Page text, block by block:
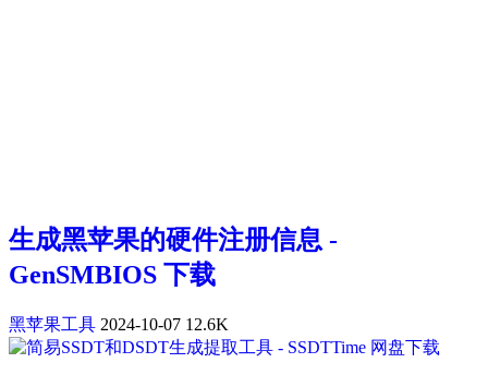
生成黑苹果的硬件注册信息 -
GenSMBIOS 下载
黑苹果工具 2024-10-07 12.6K